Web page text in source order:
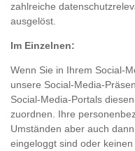
zahlreiche
ausgelöst.
Im Einzelnen:
Wenn Sie in Ihrem Social-
unsere Social-Media-
Social-Media-Portals
zuordnen. Ihre
Umständen aber auch
eingeloggt sind oder